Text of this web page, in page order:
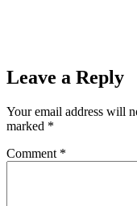
Leave a Reply
Your email address will
marked *
Comment *